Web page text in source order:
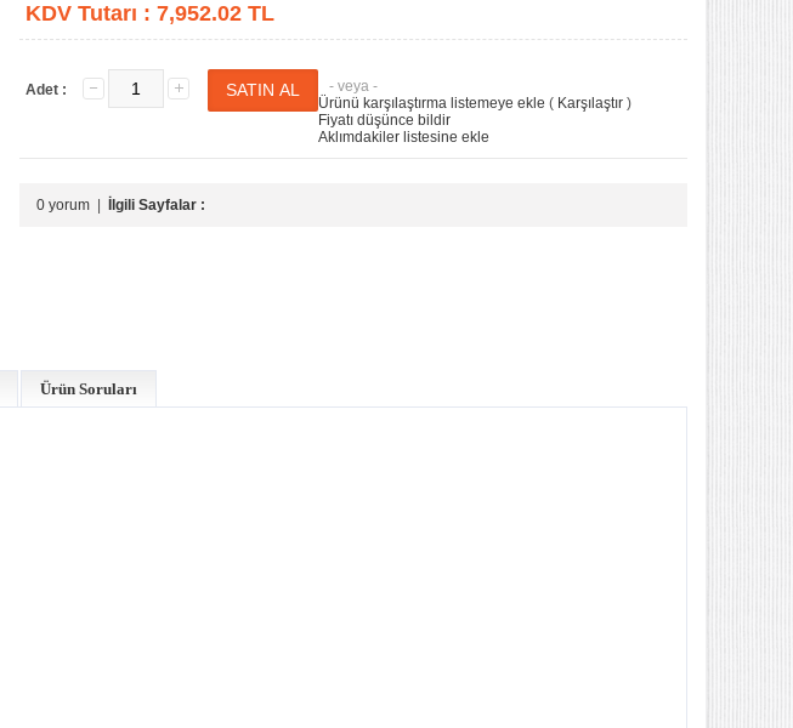
KDV Tutarı : 7,952.02 TL
Adet :
- veya -
Ürünü karşılaştırma listemeye ekle ( Karşılaştır )
Fiyatı düşünce bildir
Aklımdakiler listesine ekle
0 yorum İlgili Sayfalar :
Ürün Soruları